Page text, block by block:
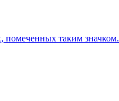
помеченных таким значком.